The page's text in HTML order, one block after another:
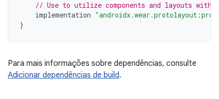
// Use to utilize components and layouts with
implementation
}
Para mais informações sobre dependências, consulte
Adicionar dependências de build.